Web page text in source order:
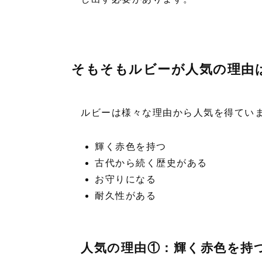
そもそもルビーが人気の理由
ルビーは様々な理由から人気を得てい
輝く赤色を持つ
古代から続く歴史がある
お守りになる
耐久性がある
人気の理由①：輝く赤色を持